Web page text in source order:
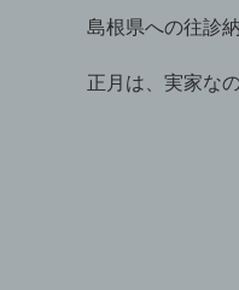
島根県への往診
正月は、実家な